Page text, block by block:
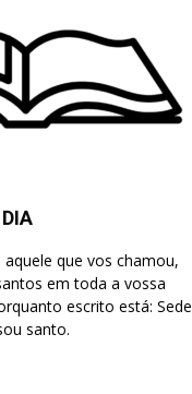
que vos chamou,
em toda a vossa
escrito está: Sede
santo.